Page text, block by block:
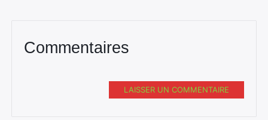
Commentaires
LAISSER UN COMMENTAIRE